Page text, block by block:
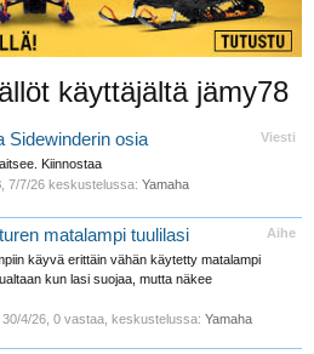
käyttäjältä jämy78
Viesti
Sidewinderin osia
Kiinnostaa
7/7/26 keskustelussa: Yamaha
Aihe
matalampi tuulilasi
käyvä erittäin vähän käytetty matalampi
kun lasi suojaa, mutta näkee
30/4/26 , 0 vastaa, keskustelussa: Yamaha